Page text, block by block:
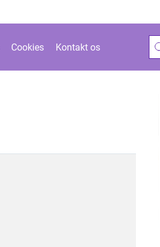
Cookies Kontakt os